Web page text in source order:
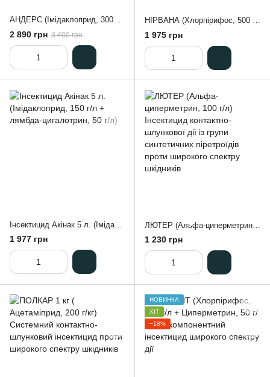
АНДЕРС (Імідаклоприд, 300 г/л + лямбда-цигалотрин, 100 г/л) Універсальний системно-контактний, двокомпонентний інсектицид, з тривалим періодом захисту від комплексу шкідників
2 890 грн 3 400 грн
НІРВАНА (Хлорпірифос, 500 г/л + Циперметрин, 50 г/л) Інсектицид
1 975 грн
1 977 грн 1 230 грн
НОВИНКА
ХІТ
−18%